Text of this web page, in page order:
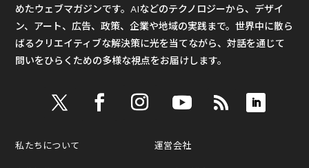
めたウェブマガジンです。AIなどのテクノロジーから、デザイ
ン、アート、広告、政策、企業や地域の実践まで。世界中に散ら
ばるクリエイティブな解決策に光を当てながら、対話を通じて
問いをひらくための多様な視点をお届けします。
私たちについて 運営会社